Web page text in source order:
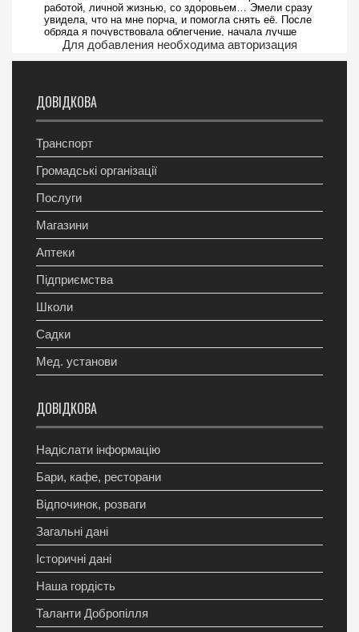
Для добавления необходима авторизация
ДОВІДКОВА
Транспорт
Громадські організації
Послуги
Магазини
Аптеки
Підприємства
Школи
Садки
Мед. установи
ДОВІДКОВА
Надіслати інформацію
Бари, кафе, ресторани
Відпочинок, розваги
Загальні дані
Історичні дані
Наша гордість
Таланти Добропілля